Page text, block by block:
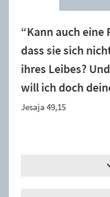
“Kann auch eine
dass sie sich
ihres Leibes?
will ich doch
Jesaja 49,15